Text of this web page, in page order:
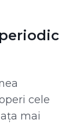
cele
mai